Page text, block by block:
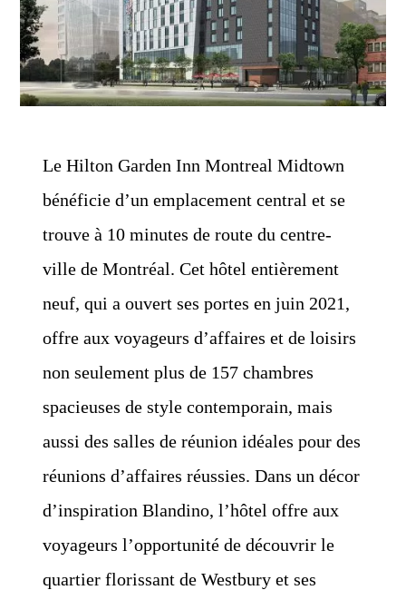
Le Hilton Garden Inn Montreal Midtown
bénéficie d’un emplacement central et se
trouve à 10 minutes de route du centre-
ville de Montréal. Cet hôtel entièrement
neuf, qui a ouvert ses portes en juin 2021,
offre aux voyageurs d’affaires et de loisirs
non seulement plus de 157 chambres
spacieuses de style contemporain, mais
aussi des salles de réunion idéales pour des
réunions d’affaires réussies. Dans un décor
d’inspiration Blandino, l’hôtel offre aux
voyageurs l’opportunité de découvrir le
quartier florissant de Westbury et ses